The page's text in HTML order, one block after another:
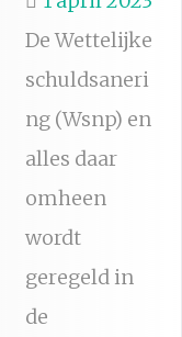
De Wettelijke
schuldsaneri
ng (Wsnp) en
alles daar
omheen
wordt
geregeld in
de